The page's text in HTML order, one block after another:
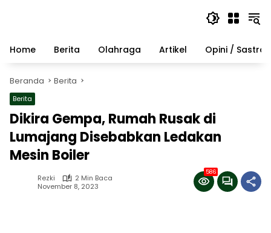
Home
Berita Olahraga Artikel Opini / Sastra
Beranda Berita
Berita
Dikira Gempa, Rumah Rusak di
Lumajang Disebabkan Ledakan
Mesin Boiler
Rezki
2 Min Baca
November 8, 2023
586